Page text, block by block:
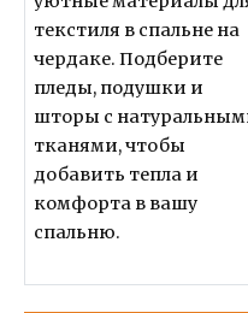
текстиля в спальне на
чердаке. Подберите
пледы, подушки и
шторы с
тканями, чтобы
добавить тепла и
комфорта в вашу
спальню.